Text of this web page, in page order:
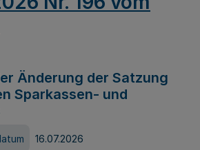
Änderung der Satzung
Sparkassen- und
16.07.2026